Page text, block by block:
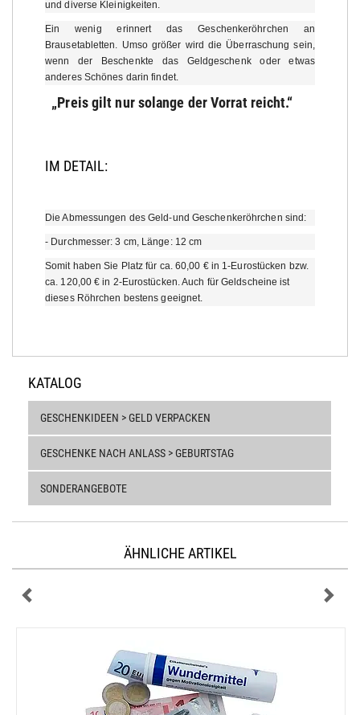
und diverse Kleinigkeiten.
Ein wenig erinnert das Geschenkeröhrchen an
Brausetabletten. Umso größer wird die Überraschung sein,
wenn der Beschenkte das Geldgeschenk oder etwas
anderes Schönes darin findet.
„Preis gilt nur solange der Vorrat reicht.“
IM DETAIL:
Die Abmessungen des Geld-und Geschenkeröhrchen sind:
- Durchmesser: 3 cm, Länge: 12 cm
Somit haben Sie Platz für ca. 60,00 € in 1-Eurostücken bzw.
ca. 120,00 € in 2-Eurostücken. Auch für Geldscheine ist
dieses Röhrchen bestens geeignet.
KATALOG
GESCHENKIDEEN > GELD VERPACKEN
GESCHENKE NACH ANLASS > GEBURTSTAG
SONDERANGEBOTE
ÄHNLICHE ARTIKEL